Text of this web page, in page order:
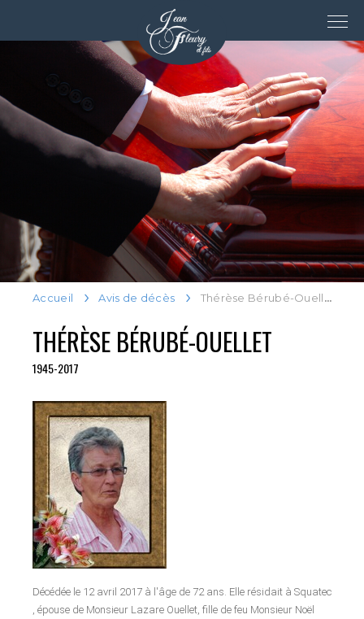
Accueil Avis de décès Thérèse Bérubé-Ouellet
THÉRÈSE BÉRUBÉ-OUELLET
1945-2017
Décédée le 12 avril 2017 à l'âge de 72 ans. Elle résidait à Squatec
, épouse de Monsieur Lazare Ouellet, fille de feu Monsieur Noël